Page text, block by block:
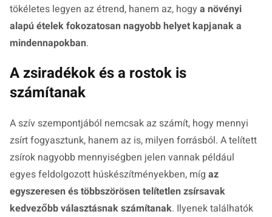
tökéletes legyen az étrend, hanem az, hogy a növényi
alapú ételek fokozatosan nagyobb helyet kapjanak a
mindennapokban.
A zsiradékok és a rostok is
számítanak
A szív szempontjából nemcsak az számít, hogy mennyi
zsírt fogyasztunk, hanem az is, milyen forrásból. A telített
zsírok nagyobb mennyiségben jelen vannak például
egyes feldolgozott húskészítményekben, míg az
egyszeresen és többszörösen telítetlen zsírsavak
kedvezőbb választásnak számítanak. Ilyenek találhatók